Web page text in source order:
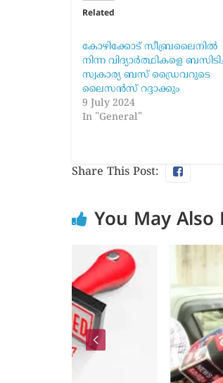
Related
കോഴിക്കോട് സീബ്രലൈനിൽ
നിന്ന വിദ്യാർത്ഥികളെ
സ്വകാര്യ ബസ് ഡ്രൈവറുടെ
ലൈസൻസ് റദ്ദാക്കും
9 July 2024
In "General"
Share This Post:
You May Also